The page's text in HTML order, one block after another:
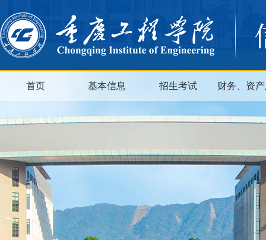
首页 基本信息 招生考试 财务、资